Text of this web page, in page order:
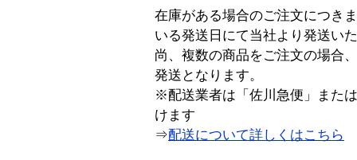
在庫がある場合のご注文につき
いる発送日にて当社より発送い
尚、複数の商品をご注文の場合
発送となります。
※配送業者は「佐川急便」また
けます
⇒配送について詳しくはこちら